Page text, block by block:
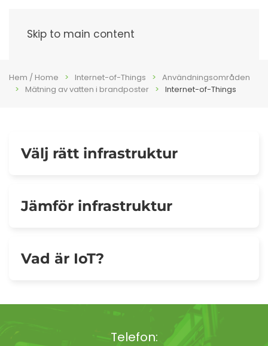
Skip to main content
Hem / Home Internet-of-Things
Användningsområden
Mätning av vatten i brandposter
Internet-of-Things
Välj rätt infrastruktur
Jämför infrastruktur
Vad är IoT?
Telefon: